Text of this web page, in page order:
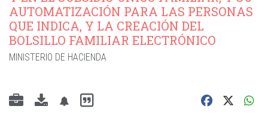
AUTOMATIZACIÓN PARA LAS PERSONAS
QUE INDICA, Y LA CREACIÓN DEL
BOLSILLO FAMILIAR ELECTRÓNICO
MINISTERIO DE HACIENDA